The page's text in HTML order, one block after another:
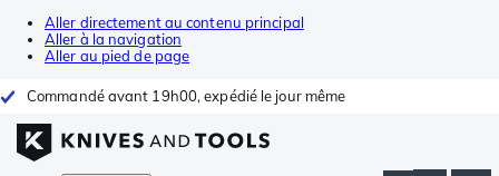
Aller directement au contenu principal
Aller à la navigation
Aller au pied de page
Commandé avant 19h00, expédié le jour même